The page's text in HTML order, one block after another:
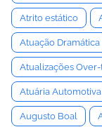
Atrito estático
Atuação Dramática
Atualizações
Atuária Automotiva
Augusto Boal